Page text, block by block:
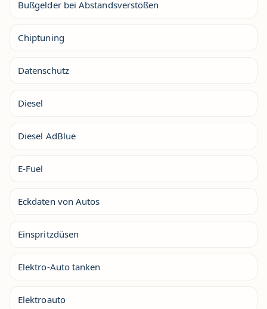
Bußgelder bei Abstandsverstößen
Chiptuning
Datenschutz
Diesel
Diesel AdBlue
E-Fuel
Eckdaten von Autos
Einspritzdüsen
Elektro-Auto tanken
Elektroauto